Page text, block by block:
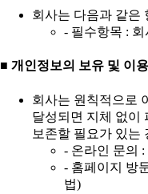
회사는 다음과 같은
- 필수항목 :
■ 개인정보의 보유 및 이
회사는 원칙적으로
달성되면 지체 없이
보존할 필요가 있는
- 온라인 문의
- 홈페이지 방
법)